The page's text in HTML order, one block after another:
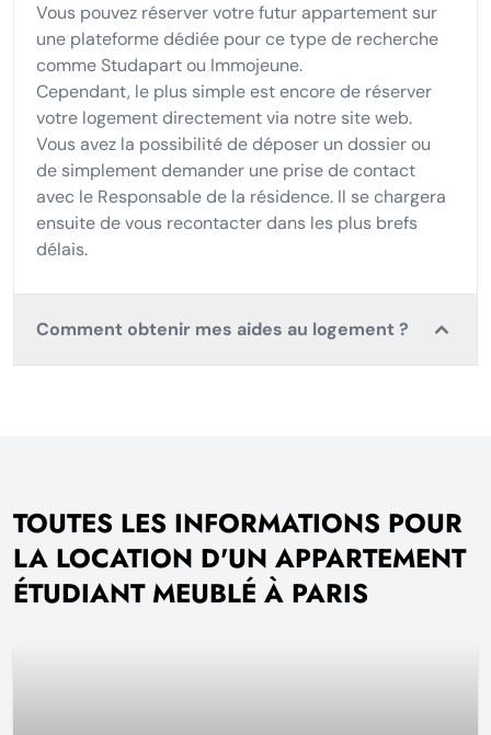
Vous pouvez réserver votre futur appartement sur
une plateforme dédiée pour ce type de recherche
comme Studapart ou Immojeune.
Cependant, le plus simple est encore de réserver
votre logement directement via notre site web.
Vous avez la possibilité de déposer un dossier ou
de simplement demander une prise de contact
avec le Responsable de la résidence. Il se chargera
ensuite de vous recontacter dans les plus brefs
délais.
Comment obtenir mes aides au logement ?
TOUTES LES INFORMATIONS POUR
LA LOCATION D'UN APPARTEMENT
ÉTUDIANT MEUBLÉ À PARIS